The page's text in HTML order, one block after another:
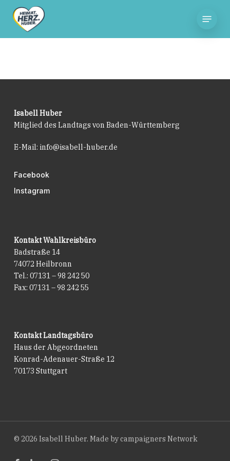
content
Isabell Huber
Mitglied des Landtags von Baden-Württemberg
E-Mail: info@isabell-huber.de
Facebook
Instagram
Kontakt Wahlkreisbüro
Badstraße 14
74072 Heilbronn
Tel.: 07131 – 98 242 50
Fax: 07131 – 98 242 55
Kontakt Landtagsbüro
Haus der Abgeordneten
Konrad-Adenauer-Straße 12
70173 Stuttgart
© 2026 Isabell Huber. Made bycampaigners Network